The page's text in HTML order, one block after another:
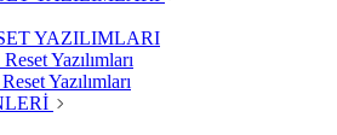
YAZILIMLARI
Yazılımları
Yazılımları